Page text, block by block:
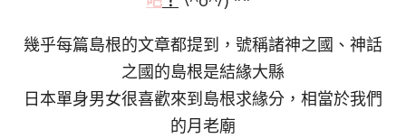
幾乎每篇島根的文章都提到，號稱諸神之國、神話
之國的島根是結緣大縣
日本單身男女很喜歡來到島根求緣分，相當於我們
的月老廟